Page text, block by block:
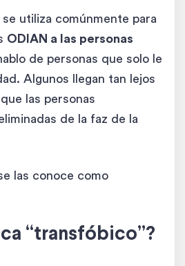
utiliza comúnmente para
ODIAN a las personas
de personas que solo le
Algunos llegan tan lejos
las personas
de la faz de la
las conoce como
“transfóbico”?